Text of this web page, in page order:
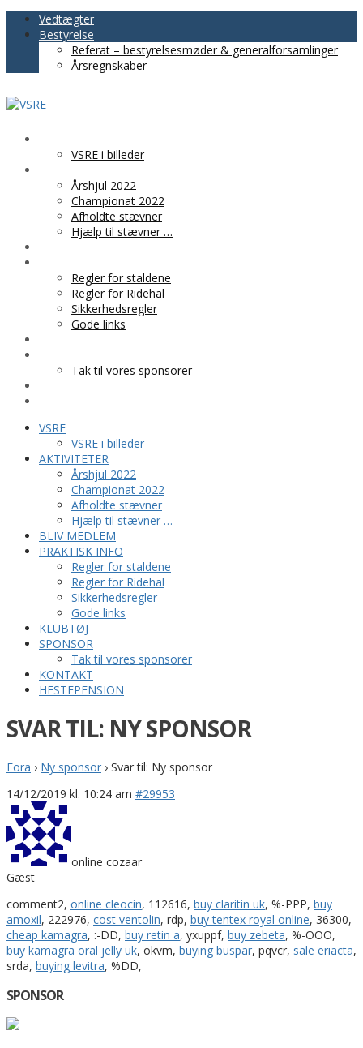
Vedtægter
Bestyrelse
Referat – bestyrelsesmøder & generalforsamlinger
Årsregnskaber
VSRE i billeder
Årshjul 2022
Championat 2022
Afholdte stævner
Hjælp til stævner …
Regler for staldene
Regler for Ridehal
Sikkerhedsregler
Gode links
Tak til vores sponsorer
VSRE
VSRE i billeder
AKTIVITETER
Årshjul 2022
Championat 2022
Afholdte stævner
Hjælp til stævner …
BLIV MEDLEM
PRAKTISK INFO
Regler for staldene
Regler for Ridehal
Sikkerhedsregler
Gode links
KLUBTØJ
SPONSOR
Tak til vores sponsorer
KONTAKT
HESTEPENSION
SVAR TIL: NY SPONSOR
Fora › Ny sponsor › Svar til: Ny sponsor
14/12/2019 kl. 10:24 am #29953
online cozaar
Gæst
comment2, online cleocin, 112616, buy claritin uk, %-PPP, buy
amoxil, 222976, cost ventolin, rdp, buy tentex royal online, 36300,
cheap kamagra, :-DD, buy retin a, yxuppf, buy zebeta, %-OOO,
buy kamagra oral jelly uk, okvm, buying buspar, pqvcr, sale eriacta,
srda, buying levitra, %DD,
SPONSOR